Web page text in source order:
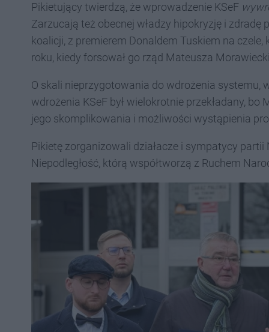
Pikietujący twierdzą, że wprowadzenie KSeF
Zarzucają też obecnej władzy hipokryzję i
koalicji, z premierem Donaldem Tuskiem na
roku, kiedy forsował go rząd Mateusza
O skali nieprzygotowania do wdrożenia systemu,
wdrożenia KSeF był wielokrotnie przekładany,
jego skomplikowania i możliwości wystąpienia
Pikietę zorganizowali działacze i sympatycy
Niepodległość, którą współtworzą z Ruchem